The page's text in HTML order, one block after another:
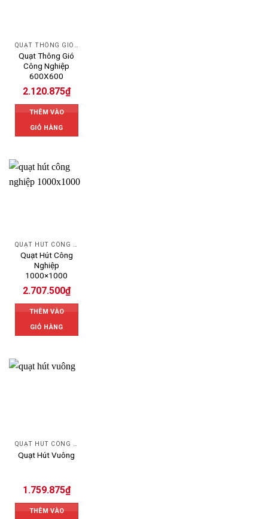
Quạt Thông Gió
Công Nghiệp
600X600
2.120.875₫
THÊM VÀO
GIỎ HÀNG
QUẠT HÚT CÔNG NGHIỆP
Quạt Hút Công
Nghiệp
1000×1000
2.707.500₫
THÊM VÀO
GIỎ HÀNG
QUẠT HÚT CÔNG NGHIỆP
Quạt Hút Vuông
1.759.875₫
THÊM VÀO